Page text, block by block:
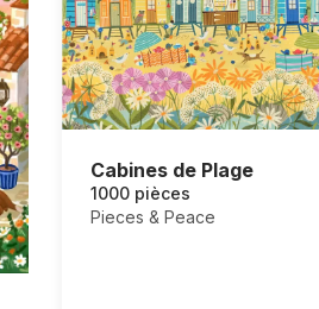
Cabines de Plage
1000 pièces
Pieces & Peace